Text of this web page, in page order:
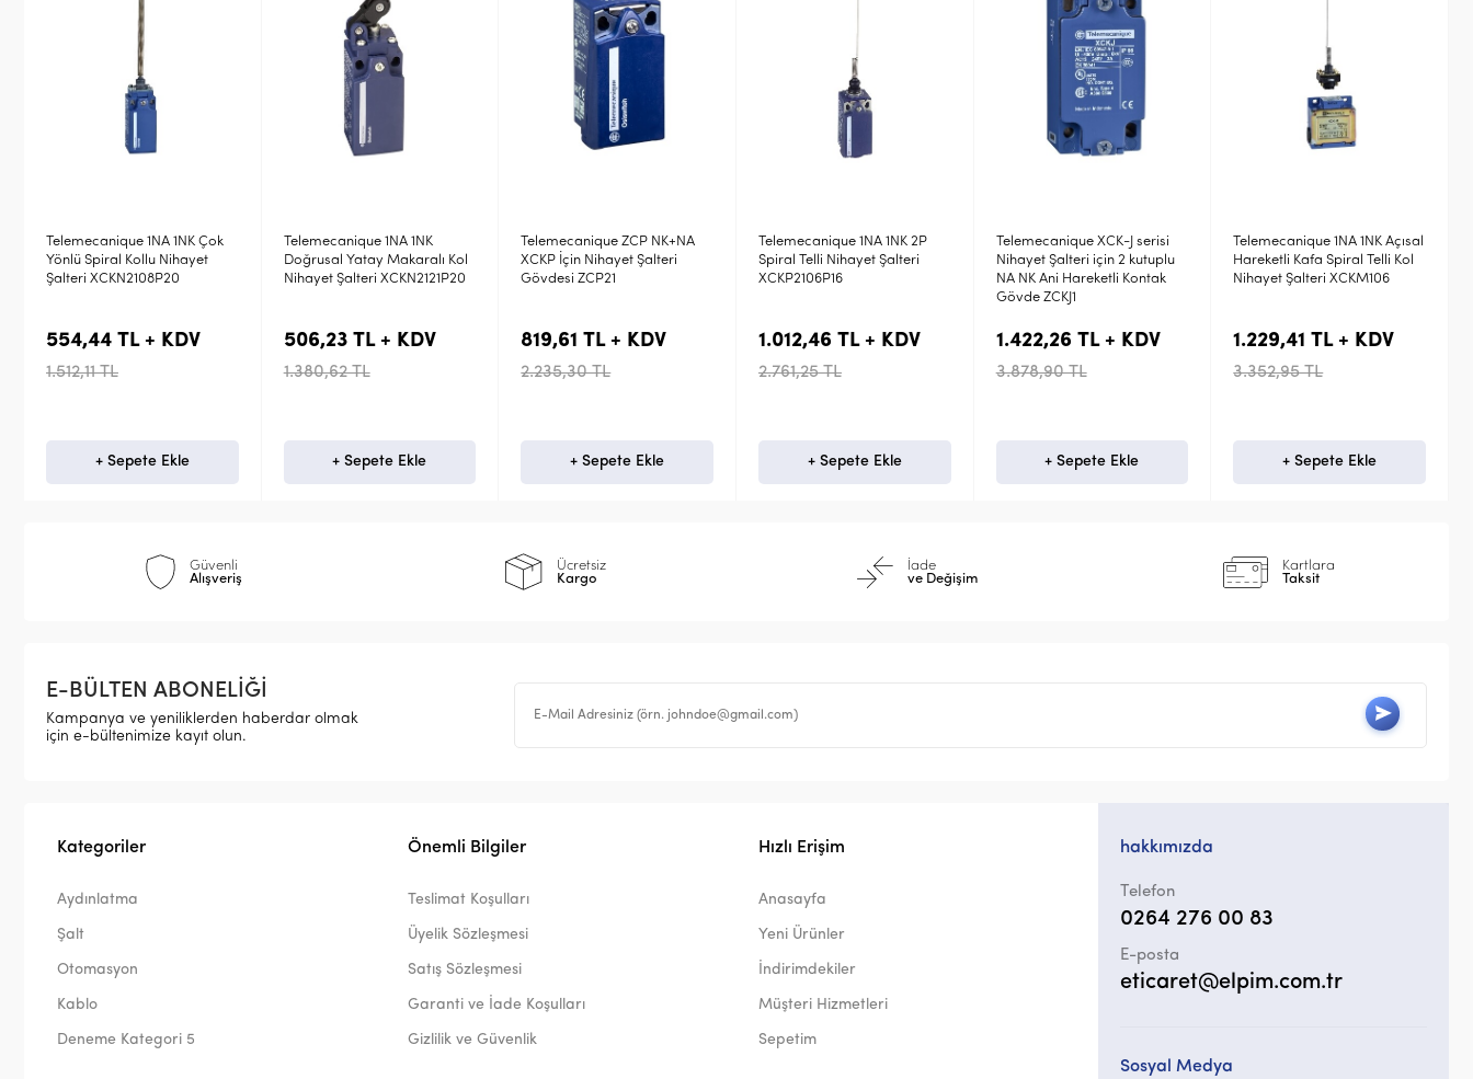
Telemecanique 1NA 1NK
Doğrusal Yatay Makaralı Kol
Nihayet Şalteri XCKN2121P20
506,23 TL + KDV
1.380,62 TL
+ Sepete Ekle
Telemecanique ZCP NK+NA
XCKP İçin Nihayet Şalteri
Gövdesi ZCP21
819,61 TL + KDV
2.235,30 TL
+ Sepete Ekle
Telemecanique 1NA 1NK 2P
Spiral Telli Nihayet Şalteri
XCKP2106P16
1.012,46 TL + KDV
2.761,25 TL
+ Sepete Ekle
Telemecanique XCK-J serisi
Nihayet Şalteri için 2 kutuplu
NA NK Ani Hareketli Kontak
1.422,26 TL + KDV
3.878,90 TL
+ Sepete Ekle
Telemecanique 1NA 1NK Açısal
Hareketli Kafa Spiral Telli Kol
Nihayet Şalteri XCKM106
1.229,41 TL + KDV
3.352,95 TL
+ Sepete Ekle
Telemecanique 1NA 1NK Açısal
Hareketli Kafalı Makaralı Kol
Nihayet Şalteri XCKN2145P20
554,44 TL + KDV
1.512,11 TL
+ Sepete Ekle
Güvenli
Alışveriş
Ücretsiz
Kargo
İade
ve Değişim
Kartlara
Taksit
E-BÜLTEN ABONELİĞİ
Kampanya ve yeniliklerden haberdar olmak
için e-bültenimize kayıt olun.
Kategoriler
Aydınlatma
Şalt
Otomasyon
Kablo
Deneme Kategori 5
Önemli Bilgiler
Teslimat Koşulları
Üyelik Sözleşmesi
Satış Sözleşmesi
Garanti ve İade Koşulları
Gizlilik ve Güvenlik
Hızlı Erişim
Anasayfa
Yeni Ürünler
İndirimdekiler
Müşteri Hizmetleri
Sepetim
hakkımızda
Telefon
0264 276 00 83
E-posta
eticaret@elpim.com.tr
Sosyal Medya